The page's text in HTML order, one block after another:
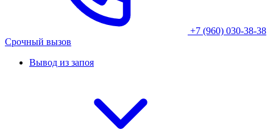
+7 (960) 030-38-38
Срочный вызов
Вывод из запоя